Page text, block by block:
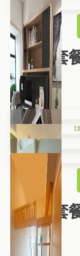
套
【
套